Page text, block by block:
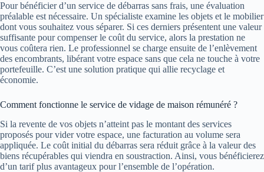
Pour bénéficier d’un service de débarras sans frais, une évaluation
préalable est nécessaire. Un spécialiste examine les objets et le mobilier
dont vous souhaitez vous séparer. Si ces derniers présentent une valeur
suffisante pour compenser le coût du service, alors la prestation ne
vous coûtera rien. Le professionnel se charge ensuite de l’enlèvement
des encombrants, libérant votre espace sans que cela ne touche à votre
portefeuille. C’est une solution pratique qui allie recyclage et
économie.
Comment fonctionne le service de vidage de maison rémunéré ?
Si la revente de vos objets n’atteint pas le montant des services
proposés pour vider votre espace, une facturation au volume sera
appliquée. Le coût initial du débarras sera réduit grâce à la valeur des
biens récupérables qui viendra en soustraction. Ainsi, vous bénéficierez
d’un tarif plus avantageux pour l’ensemble de l’opération.